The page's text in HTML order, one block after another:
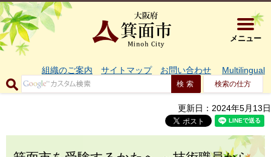
大阪府箕
メニュー
組織のご案内 サイトマップ お問い合わせ Multilingual
検索の仕方
更新日：2024年5月13日